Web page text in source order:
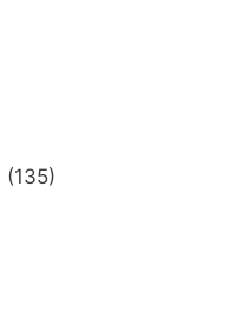
(135)